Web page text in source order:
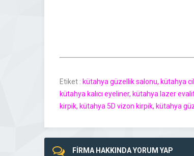
Etiket : kütahya güzellik salonu, kütahya
kütahya kalıcı eyeliner, kütahya lazer
kirpik, kütahya 5D vizon kirpik, kütahya
FİRMA HAKKINDA YORUM YAP